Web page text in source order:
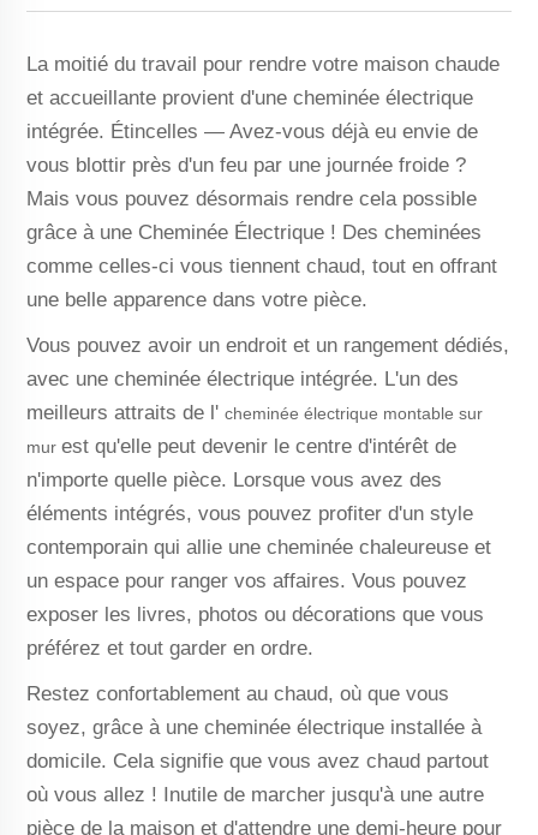
La moitié du travail pour rendre votre maison chaude
et accueillante provient d'une cheminée électrique
intégrée. Étincelles — Avez-vous déjà eu envie de
vous blottir près d'un feu par une journée froide ?
Mais vous pouvez désormais rendre cela possible
grâce à une Cheminée Électrique ! Des cheminées
comme celles-ci vous tiennent chaud, tout en offrant
une belle apparence dans votre pièce.
Vous pouvez avoir un endroit et un rangement dédiés,
avec une cheminée électrique intégrée. L'un des
meilleurs attraits de l' cheminée électrique montable sur
mur est qu'elle peut devenir le centre d'intérêt de
n'importe quelle pièce. Lorsque vous avez des
éléments intégrés, vous pouvez profiter d'un style
contemporain qui allie une cheminée chaleureuse et
un espace pour ranger vos affaires. Vous pouvez
exposer les livres, photos ou décorations que vous
préférez et tout garder en ordre.
Restez confortablement au chaud, où que vous
soyez, grâce à une cheminée électrique installée à
domicile. Cela signifie que vous avez chaud partout
où vous allez ! Inutile de marcher jusqu'à une autre
pièce de la maison et d'attendre une demi-heure pour